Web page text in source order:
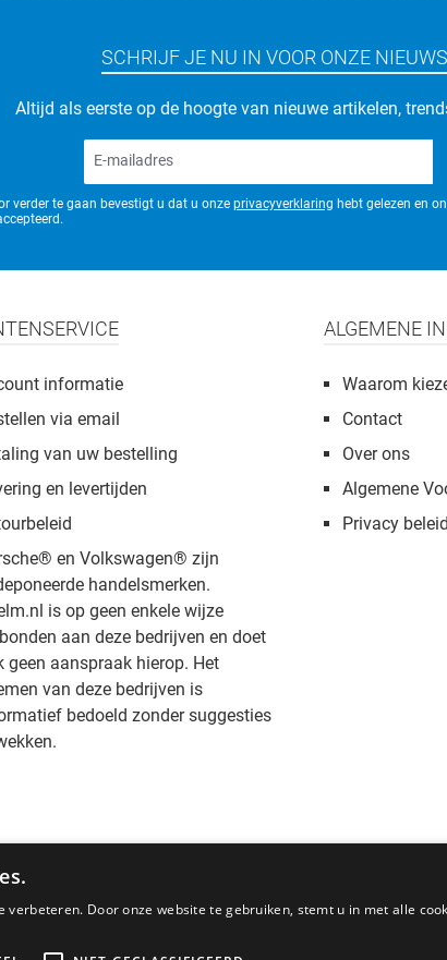
SCHRIJF JE NU IN VOOR ONZE
Altijd als eerste op de hoogte van nieuwe artikelen,
verder te gaan bevestigt u dat u onze privacyverklaring hebt gelezen en
informatie
via email
van uw bestelling
en levertijden
en Volkswagen® zijn
handelsmerken.
is op geen enkele wijze
aan deze bedrijven en doet
geen aanspraak hierop. Het
van deze bedrijven is
bedoeld zonder suggesties
ALGEMENE
Waarom
Contact
Over ons
Algemene
Privacy beleid
Door onze website te gebruiken, stemt u in met alle